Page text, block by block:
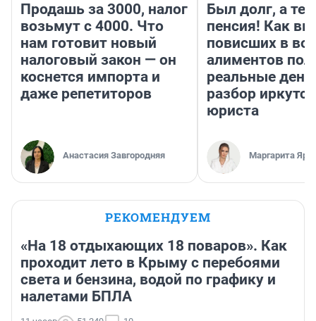
Продашь за 3000, налог
возьмут с 4000. Что
нам готовит новый
налоговый закон — он
коснется импорта и
даже репетиторов
Анастасия Завгородняя
Был долг, а
пенсия! Как
повисших в
алиментов
реальные
разбор
юриста
Маргарита
РЕКОМЕНДУЕМ
«На 18 отдыхающих 18 поваров». Как
проходит лето в Крыму с перебоями
света и бензина, водой по графику и
налетами БПЛА